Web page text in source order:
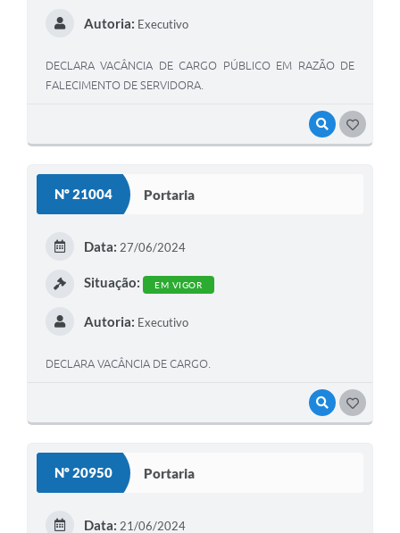
VISUALIZAR
Autoria: Executivo
DECLARA VACÂNCIA DE CARGO PÚBLICO EM RAZÃO DE
FALECIMENTO DE SERVIDORA.
Nº 21004 Portaria
VISUALIZAR
Data: 27/06/2024
Situação: EM VIGOR
Autoria: Executivo
DECLARA VACÂNCIA DE CARGO.
Nº 20950 Portaria
Data: 21/06/2024